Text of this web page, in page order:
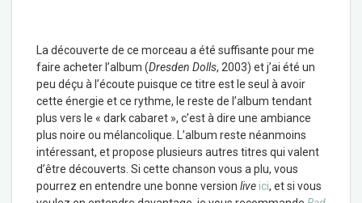
La découverte de ce morceau a été suffisante pour me
faire acheter l’album (Dresden Dolls, 2003) et j’ai été un
peu déçu à l’écoute puisque ce titre est le seul à avoir
cette énergie et ce rythme, le reste de l’album tendant
plus vers le « dark cabaret », c’est à dire une ambiance
plus noire ou mélancolique. L’album reste néanmoins
intéressant, et propose plusieurs autres titres qui valent
d’être découverts. Si cette chanson vous a plu, vous
pourrez en entendre une bonne version liveici, et si vous